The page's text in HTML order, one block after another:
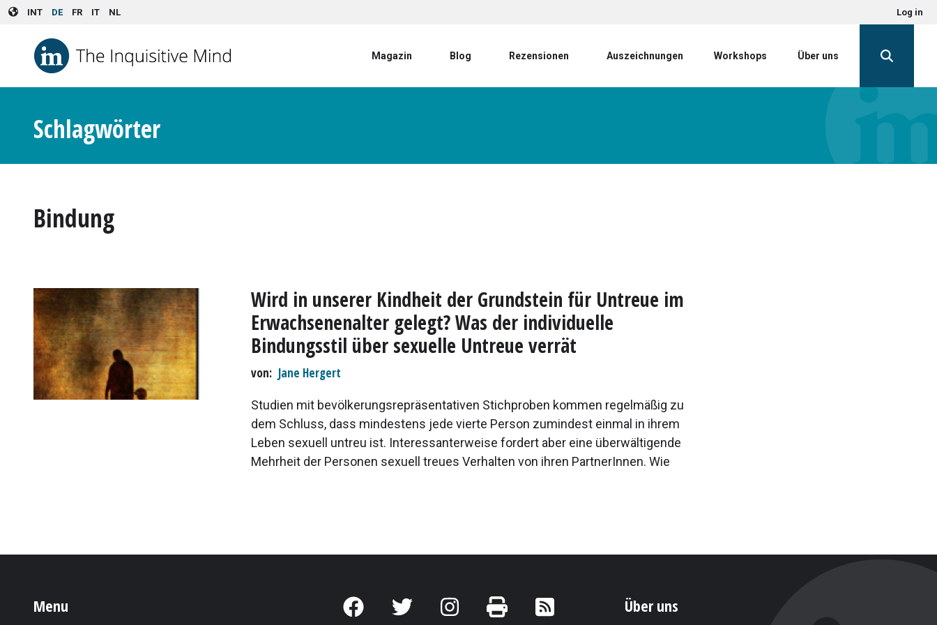
Skip to main content
INT DE FR IT NL Log in
Magazin Blog Rezensionen Auszeichnungen Workshops Über uns
Schlagwörter
Bindung
Wird in unserer Kindheit der Grundstein für Untreue im
Erwachsenenalter gelegt? Was der individuelle
Bindungsstil über sexuelle Untreue verrät
von Jane Hergert
Studien mit bevölkerungsrepräsentativen Stichproben kommen regelmäßig zu
dem Schluss, dass mindestens jede vierte Person zumindest einmal in ihrem
Leben sexuell untreu ist. Interessanterweise fordert aber eine überwältigende
Mehrheit der Personen sexuell treues Verhalten von ihren PartnerInnen. Wie
Menu Über uns